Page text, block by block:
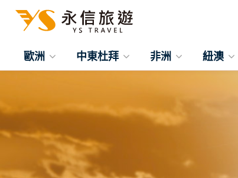
歐洲 中東杜拜 非洲 紐澳